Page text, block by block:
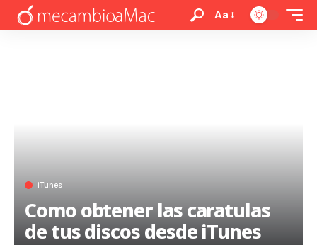
Aa
iTunes
Como obtener las caratulas
de tus discos desde iTunes